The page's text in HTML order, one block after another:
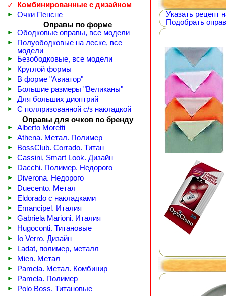
✓
Комбинированные с дизайном
►
Очки Пенсне
Оправы по форме
► Ободковые оправы, все модели
►
Полуободковые на леске, все
модели
► Безободковые, все модели
► Круглой формы
► В форме "Авиатор"
► Большие размеры "Великаны"
► Для больших диоптрий
►
С поляризованной с/з накладкой
Оправы для очков по бренду
► Alberto Moretti
► Athena. Метал. Полимер
► BossClub. Corrado. Титан
► Cassini, Smart Look. Дизайн
► Dacchi. Полимер. Недорого
► Diverona. Недорого
► Duecento. Метал
► Eldorado с накладками
► Emancipel. Италия
► Gabriela Marioni. Италия
► Hugoconti. Титановые
► Io Verro. Дизайн
► Ladat, полимер, металл
► Mien. Метал
► Pamela. Метал. Комбинир
► Pamela. Полимер
► Polo Boss. Титановые
Указать рецепт
Подобрать